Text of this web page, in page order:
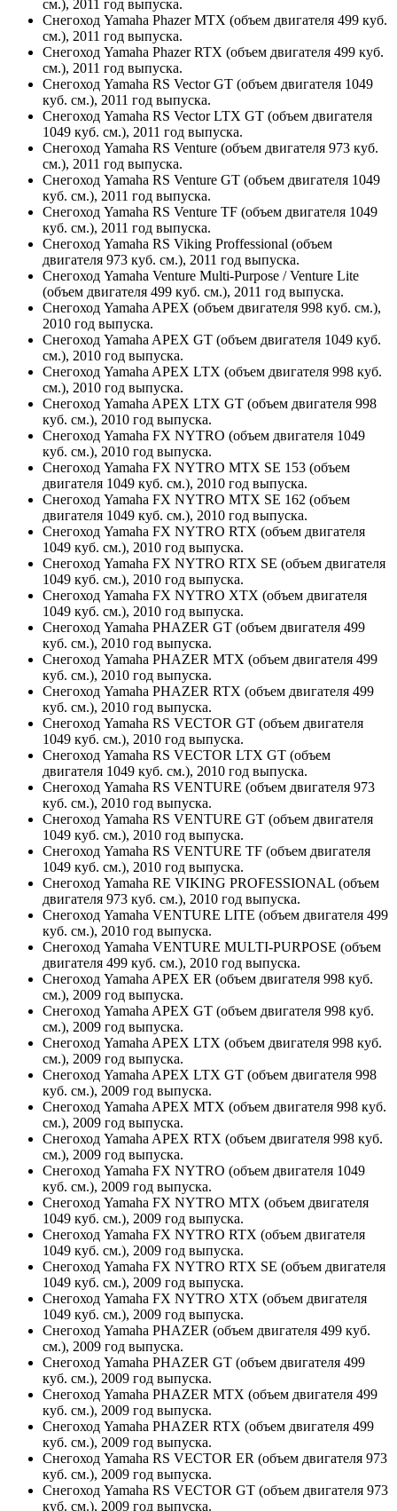
см.), 2011 год выпуска.
Снегоход Yamaha Phazer MTX (объем двигателя 499 куб.
см.), 2011 год выпуска.
Снегоход Yamaha Phazer RTX (объем двигателя 499 куб.
см.), 2011 год выпуска.
Снегоход Yamaha RS Vector GT (объем двигателя 1049
куб. см.), 2011 год выпуска.
Снегоход Yamaha RS Vector LTX GT (объем двигателя
1049 куб. см.), 2011 год выпуска.
Снегоход Yamaha RS Venture (объем двигателя 973 куб.
см.), 2011 год выпуска.
Снегоход Yamaha RS Venture GT (объем двигателя 1049
куб. см.), 2011 год выпуска.
Снегоход Yamaha RS Venture TF (объем двигателя 1049
куб. см.), 2011 год выпуска.
Снегоход Yamaha RS Viking Proffessional (объем
двигателя 973 куб. см.), 2011 год выпуска.
Снегоход Yamaha Venture Multi-Purpose / Venture Lite
(объем двигателя 499 куб. см.), 2011 год выпуска.
Снегоход Yamaha APEX (объем двигателя 998 куб. см.),
2010 год выпуска.
Снегоход Yamaha APEX GT (объем двигателя 1049 куб.
см.), 2010 год выпуска.
Снегоход Yamaha APEX LTX (объем двигателя 998 куб.
см.), 2010 год выпуска.
Снегоход Yamaha APEX LTX GT (объем двигателя 998
куб. см.), 2010 год выпуска.
Снегоход Yamaha FX NYTRO (объем двигателя 1049
куб. см.), 2010 год выпуска.
Снегоход Yamaha FX NYTRO MTX SE 153 (объем
двигателя 1049 куб. см.), 2010 год выпуска.
Снегоход Yamaha FX NYTRO MTX SE 162 (объем
двигателя 1049 куб. см.), 2010 год выпуска.
Снегоход Yamaha FX NYTRO RTX (объем двигателя
1049 куб. см.), 2010 год выпуска.
Снегоход Yamaha FX NYTRO RTX SE (объем двигателя
1049 куб. см.), 2010 год выпуска.
Снегоход Yamaha FX NYTRO XTX (объем двигателя
1049 куб. см.), 2010 год выпуска.
Снегоход Yamaha PHAZER GT (объем двигателя 499
куб. см.), 2010 год выпуска.
Снегоход Yamaha PHAZER MTX (объем двигателя 499
куб. см.), 2010 год выпуска.
Снегоход Yamaha PHAZER RTX (объем двигателя 499
куб. см.), 2010 год выпуска.
Снегоход Yamaha RS VECTOR GT (объем двигателя
1049 куб. см.), 2010 год выпуска.
Снегоход Yamaha RS VECTOR LTX GT (объем
двигателя 1049 куб. см.), 2010 год выпуска.
Снегоход Yamaha RS VENTURE (объем двигателя 973
куб. см.), 2010 год выпуска.
Снегоход Yamaha RS VENTURE GT (объем двигателя
1049 куб. см.), 2010 год выпуска.
Снегоход Yamaha RS VENTURE TF (объем двигателя
1049 куб. см.), 2010 год выпуска.
Снегоход Yamaha RE VIKING PROFESSIONAL (объем
двигателя 973 куб. см.), 2010 год выпуска.
Снегоход Yamaha VENTURE LITE (объем двигателя 499
куб. см.), 2010 год выпуска.
Снегоход Yamaha VENTURE MULTI-PURPOSE (объем
двигателя 499 куб. см.), 2010 год выпуска.
Снегоход Yamaha APEX ER (объем двигателя 998 куб.
см.), 2009 год выпуска.
Снегоход Yamaha APEX GT (объем двигателя 998 куб.
см.), 2009 год выпуска.
Снегоход Yamaha APEX LTX (объем двигателя 998 куб.
см.), 2009 год выпуска.
Снегоход Yamaha APEX LTX GT (объем двигателя 998
куб. см.), 2009 год выпуска.
Снегоход Yamaha APEX MTX (объем двигателя 998 куб.
см.), 2009 год выпуска.
Снегоход Yamaha APEX RTX (объем двигателя 998 куб.
см.), 2009 год выпуска.
Снегоход Yamaha FX NYTRO (объем двигателя 1049
куб. см.), 2009 год выпуска.
Снегоход Yamaha FX NYTRO MTX (объем двигателя
1049 куб. см.), 2009 год выпуска.
Снегоход Yamaha FX NYTRO RTX (объем двигателя
1049 куб. см.), 2009 год выпуска.
Снегоход Yamaha FX NYTRO RTX SE (объем двигателя
1049 куб. см.), 2009 год выпуска.
Снегоход Yamaha FX NYTRO XTX (объем двигателя
1049 куб. см.), 2009 год выпуска.
Снегоход Yamaha PHAZER (объем двигателя 499 куб.
см.), 2009 год выпуска.
Снегоход Yamaha PHAZER GT (объем двигателя 499
куб. см.), 2009 год выпуска.
Снегоход Yamaha PHAZER MTX (объем двигателя 499
куб. см.), 2009 год выпуска.
Снегоход Yamaha PHAZER RTX (объем двигателя 499
куб. см.), 2009 год выпуска.
Снегоход Yamaha RS VECTOR ER (объем двигателя 973
куб. см.), 2009 год выпуска.
Снегоход Yamaha RS VECTOR GT (объем двигателя 973
куб. см.), 2009 год выпуска.